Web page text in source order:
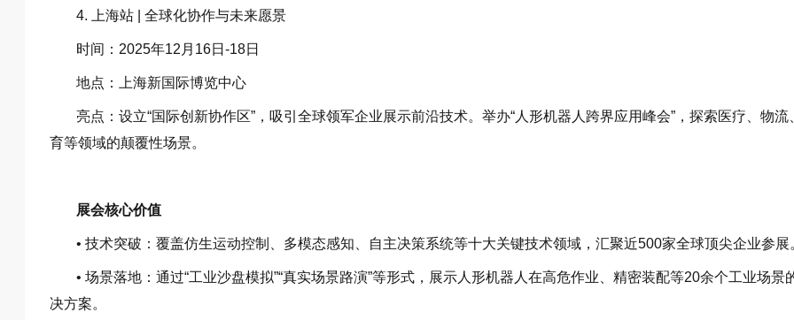
4. 上海站 | 全球化协作与未来愿景
时间：2025年12月16日-18日
地点：上海新国际博览中心
亮点：设立“国际创新协作区”，吸引全球领军企业展示前沿技术。举办“人形机器人跨界应用峰会”，探索医疗、物流
育等领域的颠覆性场景。
展会核心价值
• 技术突破：覆盖仿生运动控制、多模态感知、自主决策系统等十大关键技术领域，汇聚近500家全球顶尖企业参展
• 场景落地：通过“工业沙盘模拟”“真实场景路演”等形式，展示人形机器人在高危作业、精密装配等20余个工业场景
决方案。